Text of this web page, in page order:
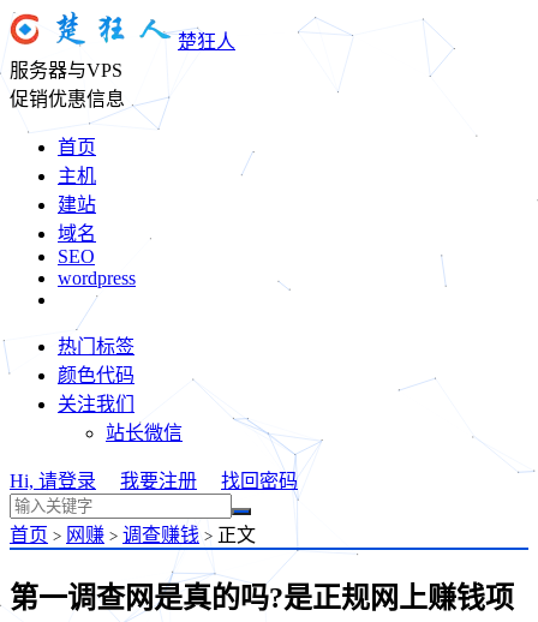
楚狂人
服务器与VPS
促销优惠信息
首页
主机
建站
域名
SEO
wordpress
热门标签
颜色代码
关注我们
站长微信
Hi, 请登录 我要注册 找回密码
首页 > 网赚 > 调查赚钱 > 正文
第一调查网是真的吗?是正规网上赚钱项